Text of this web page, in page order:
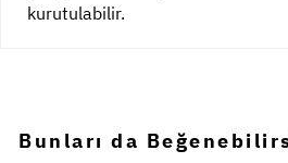
kurutulabilir.
Bunları da